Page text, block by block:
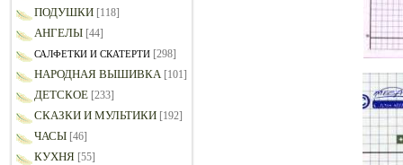
ПОДУШКИ [118]
АНГЕЛЫ [44]
САЛФЕТКИ И СКАТЕРТИ [298]
НАРОДНАЯ ВЫШИВКА [101]
ДЕТСКОЕ [233]
СКАЗКИ И МУЛЬТИКИ [192]
ЧАСЫ [46]
КУХНЯ [55]